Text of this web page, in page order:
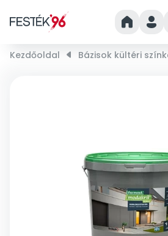
home person
Kezdőoldal right_small Bázisok kültéri